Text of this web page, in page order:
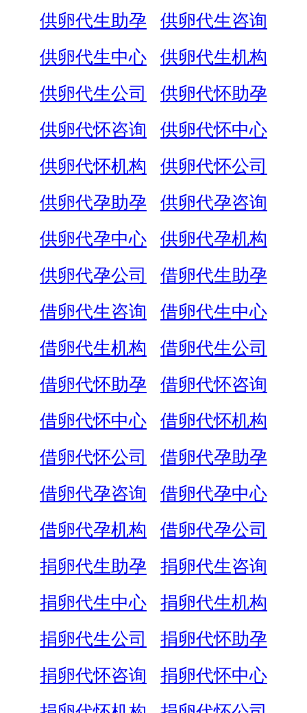
供卵代生助孕
供卵代生咨询
供卵代生中心
供卵代生机构
供卵代生公司
供卵代怀助孕
供卵代怀咨询
供卵代怀中心
供卵代怀机构
供卵代怀公司
供卵代孕助孕
供卵代孕咨询
供卵代孕中心
供卵代孕机构
供卵代孕公司
借卵代生助孕
借卵代生咨询
借卵代生中心
借卵代生机构
借卵代生公司
借卵代怀助孕
借卵代怀咨询
借卵代怀中心
借卵代怀机构
借卵代怀公司
借卵代孕助孕
借卵代孕咨询
借卵代孕中心
借卵代孕机构
借卵代孕公司
捐卵代生助孕
捐卵代生咨询
捐卵代生中心
捐卵代生机构
捐卵代生公司
捐卵代怀助孕
捐卵代怀咨询
捐卵代怀中心